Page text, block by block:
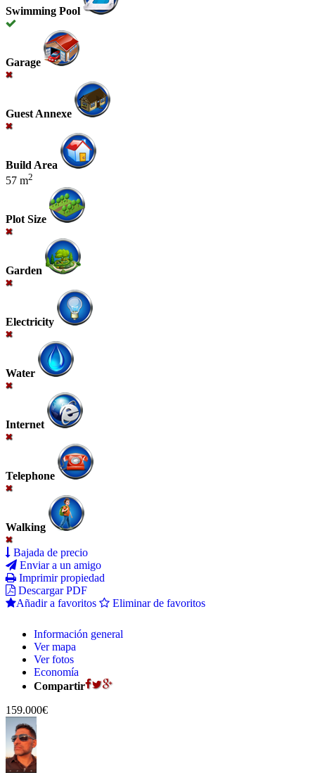
Swimming Pool
Garage
Guest Annexe
Build Area
57 m2
Plot Size
Garden
Electricity
Water
Internet
Telephone
Walking
Bajada de precio
Enviar a un amigo
Imprimir propiedad
Descargar PDF
Añadir a favoritos
Eliminar de favoritos
Información general
Ver mapa
Ver fotos
Economía
Compartir
159.000€